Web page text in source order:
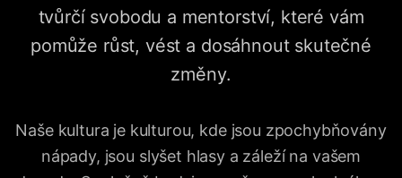
tvůrčí svobodu a mentorství, které vám
pomůže růst, vést a dosáhnout skutečné
změny.
Naše kultura je kulturou, kde jsou zpochybňovány
nápady, jsou slyšet hlasy a záleží na vašem